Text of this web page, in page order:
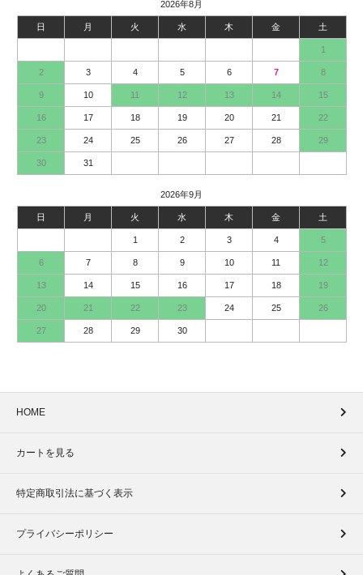
2026年8月
日 月 火 水 木 金 土
1
2 3 4 5 6 7 8
9 10 11 12 13 14 15
16 17 18 19 20 21 22
23 24 25 26 27 28 29
30 31
2026年9月
日 月 火 水 木 金 土
1 2 3 4 5
6 7 8 9 10 11 12
13 14 15 16 17 18 19
20 21 22 23 24 25 26
27 28 29 30
HOME
カートを見る
特定商取引法に基づく表示
プライバシーポリシー